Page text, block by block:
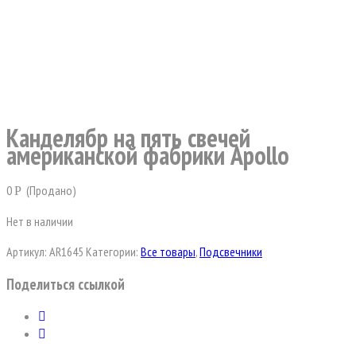
Канделябр на пять свечей
американской фабрики Apollo
0Р (Продано)
Нет в наличии
Артикул: AR1645 Категории: Все товары,Подсвечники
Поделиться ссылкой